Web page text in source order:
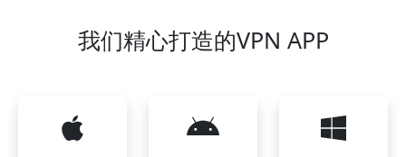
我们精心打造的VPN APP